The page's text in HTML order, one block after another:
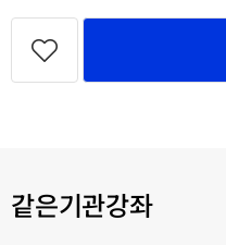
관
등
같은기관강좌